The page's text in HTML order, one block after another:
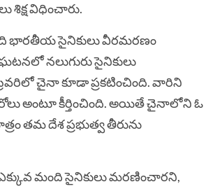
శిక్ష విధించారు.
భార‌తీయ సైనికులు వీర‌మ‌ర‌ణం
న‌లుగురు సైనికులు
చైనా కూడా ప్ర‌క‌టించింది. వారిని
అంటూ కీర్తించింది. అయితే చైనాలోని ఓ
త‌మ దేశ ప్ర‌భుత్వ తీరును
మంది సైనికులు మ‌ర‌ణించార‌ని,